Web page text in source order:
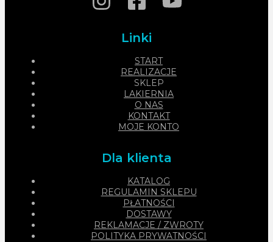
Linki
START
REALIZACJE
SKLEP
LAKIERNIA
O NAS
KONTAKT
MOJE KONTO
Dla klienta
KATALOG
REGULAMIN SKLEPU
PŁATNOŚCI
DOSTAWY
REKLAMACJE / ZWROTY
POLITYKA PRYWATNOŚCI